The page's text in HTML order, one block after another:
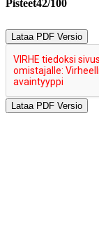
Pisteet42/100
Lataa PDF Versio